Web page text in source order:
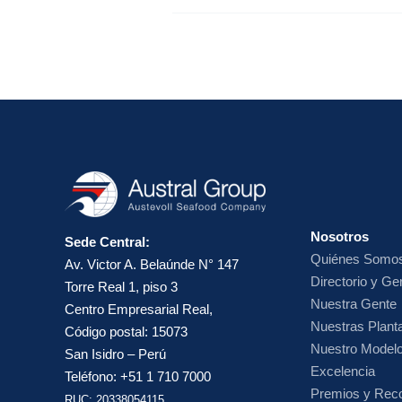
Sede Central:
Av. Victor A. Belaúnde N° 147
Torre Real 1, piso 3
Centro Empresarial Real,
Código postal: 15073
San Isidro – Perú
Teléfono: +51 1 710 7000
Nosotros
Quiénes
Directorio y
Nuestra Gente
Nuestras
Nuestro
Excelencia
Premios y